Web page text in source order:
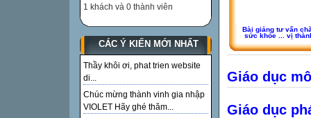
1 khách và 0 thành viên
CÁC Ý KIẾN MỚI NHẤT
Thầy khôi ơi, phat trien website
di...
Chúc mừng thành vinh gia nhập
VIOLET Hãy ghé thăm...
Bài giảng tư vấn
sức khỏe ... vị
Giáo dục
Giáo dục